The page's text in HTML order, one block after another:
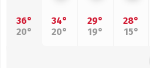
36°
20°
34°
20°
29°
19°
28°
15°